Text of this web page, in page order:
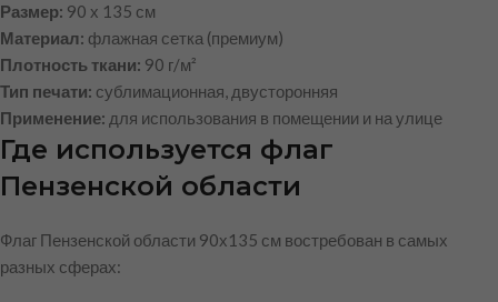
Размер: 90 х 135 см
Материал: флажная сетка (премиум)
Плотность ткани: 90 г/м²
Тип печати: сублимационная, двусторонняя
Применение: для использования в помещении и на улице
Где используется флаг
Пензенской области
Флаг Пензенской области 90х135 см востребован в самых
разных сферах: